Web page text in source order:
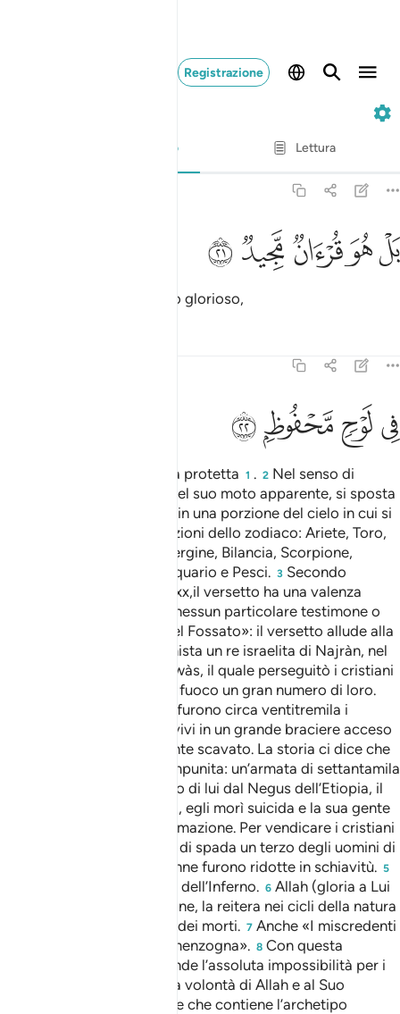
Registrazione
Versetto per versetto Lettura
: Hamza Roberto Piccardo
بل هو قران مجيد ٢١
بَلْ هُوَ قُرْءَانٌۭ مَّجِيدٌۭ ٢١
ﳇﳈﳉﳊ ﳋ
Questo è invece un Corano glorioso,
في لوح محفوظ ٢٢
فِى لَوْحٍۢ مَّحْفُوظٍۭ ٢٢
ﳌﳍﳎﳏ
[impresso] su di una Tavola protetta 1 . 2 Nel senso di
«Segni zodiacali». Il sole, nel suo moto apparente, si sposta
in una posizione, si sposta in una porzione del cielo in cui si
provano le dodici costellazioni dello zodiaco: Ariete, Toro,
Gemelli, Cancro, Leone, Vergine, Bilancia, Scorpione,
Sagittario, Capricorno, Acquario e Pesci. 3 Secondo
l’esegesi classica (Tabarì xxx,il versetto ha una valenza
generale e non è riferito a nessun particolare testimone o
«gente del Fossato»: il versetto allude alla
vicenda che vide protagonista un re israelita di Najràn, nel
nord dello Yemen, Dhu Nuwàs, il quale perseguitò i cristiani
e sottopose al martirio del fuoco un gran numero di loro.
Secondo alcune tradizioni furono circa ventitremila i
cristiani che perirono arsi vivi in un grande braciere acceso
in un fossato, appositamente scavato. La storia ci dice che
tanta ferocia non rimase impunita: un’armata di settantamila
uomini venne inviata contro di lui dal Negus dell’Etiopia, il
suo esercito fu sbaragliato, egli morì suicida e la sua gente
venne sottoposta alla decimazione. Per vendicare i cristiani
uccisi vennero passati a fil di spada un terzo degli uomini di
Najrân e un sesto delle donne furono ridotte in schiavitù. 5
«L’Incendio»; uno dei nomi dell’Inferno. 6 Allah (gloria a Lui
l’Altissimo) inizia la creazione, la reitera nei cicli della natura
e infine nella Resurrezione dei morti. 7 Anche «I miscredenti
continuano a vivere nella menzogna». 8 Con questa
espressione il Corano intende l’assoluta impossibilità per i
miscredenti di sottrarsi alla volontà di Allah e al Suo
La Tavola celeste che contiene l’archetipo